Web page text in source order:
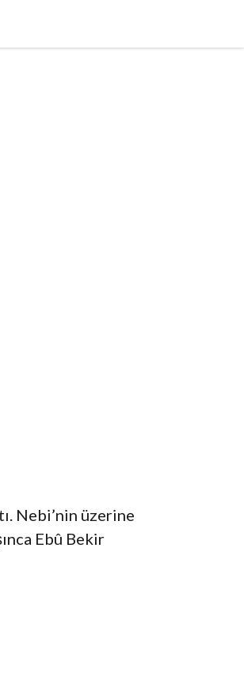
Nebi’nin üzerine
Ebû Bekir